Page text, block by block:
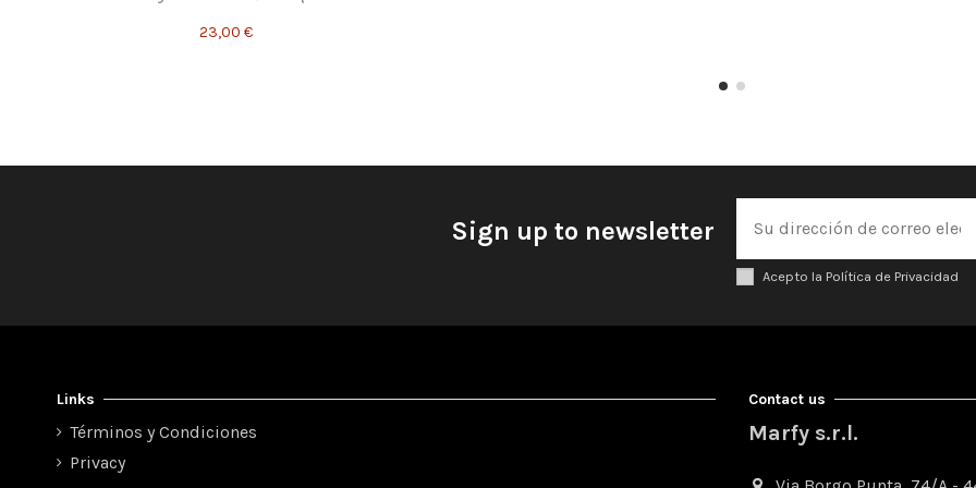
23,00 €
Sign up to newsletter
Acepto la Política de Privacidad
Links
Términos y Condiciones
Privacy
Contact us
Marfy s.r.l.